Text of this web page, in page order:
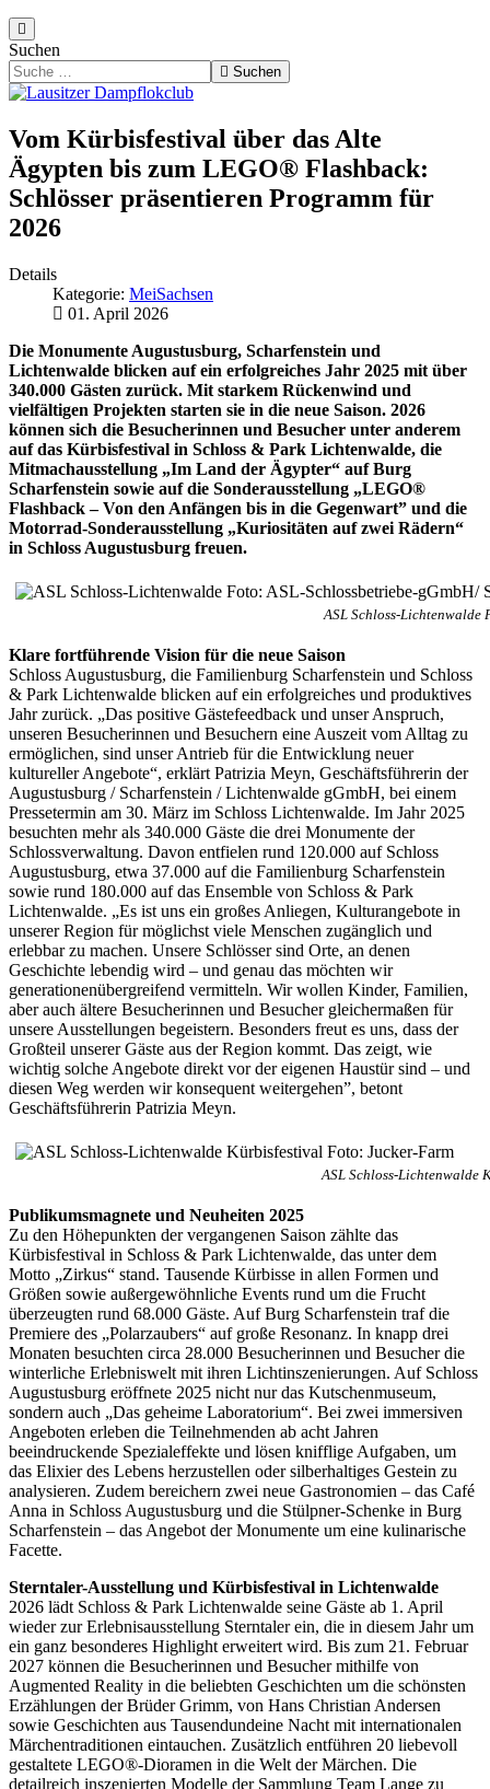
Suchen
Suchen
Vom Kürbisfestival über das Alte
Ägypten bis zum LEGO® Flashback:
Schlösser präsentieren Programm für
2026
Details
Kategorie: MeiSachsen
01. April 2026
Die Monumente Augustusburg, Scharfenstein und
Lichtenwalde blicken auf ein erfolgreiches Jahr 2025 mit über
340.000 Gästen zurück. Mit starkem Rückenwind und
vielfältigen Projekten starten sie in die neue Saison. 2026
können sich die Besucherinnen und Besucher unter anderem
auf das Kürbisfestival in Schloss & Park Lichtenwalde, die
Mitmachausstellung „Im Land der Ägypter“ auf Burg
Scharfenstein sowie auf die Sonderausstellung „LEGO®
Flashback – Von den Anfängen bis in die Gegenwart” und die
Motorrad-Sonderausstellung „Kuriositäten auf zwei Rädern“
in Schloss Augustusburg freuen.
ASL Schloss-Lichtenwalde
Klare fortführende Vision für die neue Saison
Schloss Augustusburg, die Familienburg Scharfenstein und Schloss
& Park Lichtenwalde blicken auf ein erfolgreiches und produktives
Jahr zurück. „Das positive Gästefeedback und unser Anspruch,
unseren Besucherinnen und Besuchern eine Auszeit vom Alltag zu
ermöglichen, sind unser Antrieb für die Entwicklung neuer
kultureller Angebote“, erklärt Patrizia Meyn, Geschäftsführerin der
Augustusburg / Scharfenstein / Lichtenwalde gGmbH, bei einem
Pressetermin am 30. März im Schloss Lichtenwalde. Im Jahr 2025
besuchten mehr als 340.000 Gäste die drei Monumente der
Schlossverwaltung. Davon entfielen rund 120.000 auf Schloss
Augustusburg, etwa 37.000 auf die Familienburg Scharfenstein
sowie rund 180.000 auf das Ensemble von Schloss & Park
Lichtenwalde. „Es ist uns ein großes Anliegen, Kulturangebote in
unserer Region für möglichst viele Menschen zugänglich und
erlebbar zu machen. Unsere Schlösser sind Orte, an denen
Geschichte lebendig wird – und genau das möchten wir
generationenübergreifend vermitteln. Wir wollen Kinder, Familien,
aber auch ältere Besucherinnen und Besucher gleichermaßen für
unsere Ausstellungen begeistern. Besonders freut es uns, dass der
Großteil unserer Gäste aus der Region kommt. Das zeigt, wie
wichtig solche Angebote direkt vor der eigenen Haustür sind – und
diesen Weg werden wir konsequent weitergehen”, betont
Geschäftsführerin Patrizia Meyn.
ASL Schloss-Lichtenwalde
Publikumsmagnete und Neuheiten 2025
Zu den Höhepunkten der vergangenen Saison zählte das
Kürbisfestival in Schloss & Park Lichtenwalde, das unter dem
Motto „Zirkus“ stand. Tausende Kürbisse in allen Formen und
Größen sowie außergewöhnliche Events rund um die Frucht
überzeugten rund 68.000 Gäste. Auf Burg Scharfenstein traf die
Premiere des „Polarzaubers“ auf große Resonanz. In knapp drei
Monaten besuchten circa 28.000 Besucherinnen und Besucher die
winterliche Erlebniswelt mit ihren Lichtinszenierungen. Auf Schloss
Augustusburg eröffnete 2025 nicht nur das Kutschenmuseum,
sondern auch „Das geheime Laboratorium“. Bei zwei immersiven
Angeboten erleben die Teilnehmenden ab acht Jahren
beeindruckende Spezialeffekte und lösen knifflige Aufgaben, um
das Elixier des Lebens herzustellen oder silberhaltiges Gestein zu
analysieren. Zudem bereichern zwei neue Gastronomien – das Café
Anna in Schloss Augustusburg und die Stülpner-Schenke in Burg
Scharfenstein – das Angebot der Monumente um eine kulinarische
Facette.
Sterntaler-Ausstellung und Kürbisfestival in Lichtenwalde
2026 lädt Schloss & Park Lichtenwalde seine Gäste ab 1. April
wieder zur Erlebnisausstellung Sterntaler ein, die in diesem Jahr um
ein ganz besonderes Highlight erweitert wird. Bis zum 21. Februar
2027 können die Besucherinnen und Besucher mithilfe von
Augmented Reality in die beliebten Geschichten um die schönsten
Erzählungen der Brüder Grimm, von Hans Christian Andersen
sowie Geschichten aus Tausendundeine Nacht mit internationalen
Märchentraditionen eintauchen. Zusätzlich entführen 20 liebevoll
gestaltete LEGO®-Dioramen in die Welt der Märchen. Die
detailreich inszenierten Modelle der Sammlung Team Lange zu